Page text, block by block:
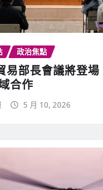
政治焦點
易部長會議將登
合作
5 月 10, 2026